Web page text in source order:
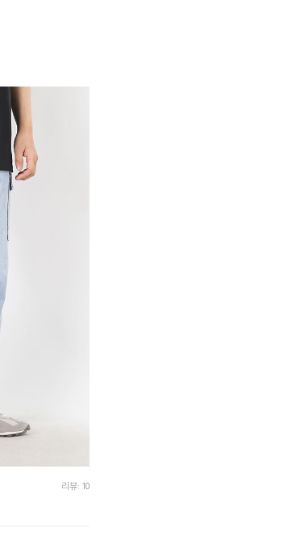
리뷰: 10